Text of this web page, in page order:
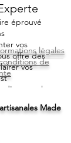
éprouvé
vos
offre des
vos
le
projets.
légales
de
Made